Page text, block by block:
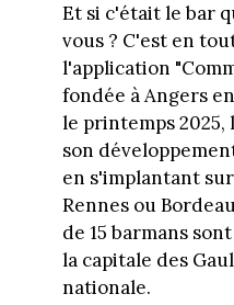
Et si c'était le bar
vous ? C'est en
l'application
fondée à Angers
le printemps
son
en s'implantant
Rennes ou
de 15 barmans
la capitale des
nationale.